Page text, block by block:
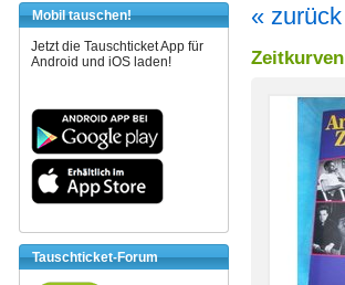
Mobil tauschen!
Jetzt die Tauschticket App für
Android und iOS laden!
Tauschticket-Forum
« zurück
Zeitkurven